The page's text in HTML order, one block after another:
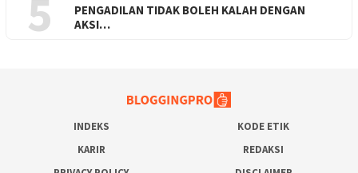
5
PENGADILAN TIDAK BOLEH KALAH DENGAN
AKSI…
INDEKS
KODE ETIK
KARIR
REDAKSI